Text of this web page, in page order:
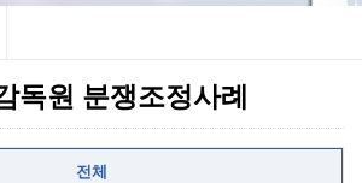
독원 분쟁조정사례
전체